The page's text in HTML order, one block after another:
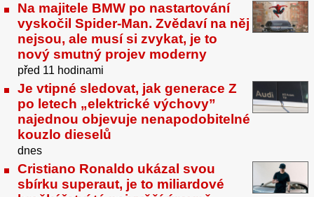
Na majitele BMW po nastartování
vyskočil Spider-Man. Zvědaví na něj
nejsou, ale musí si zvykat, je to
nový smutný projev moderny
před 11 hodinami
Je vtipné sledovat, jak generace Z
po letech „elektrické výchovy”
najednou objevuje nenapodobitelné
kouzlo dieselů
dnes
Cristiano Ronaldo ukázal svou
sbírku superaut, je to miliardové